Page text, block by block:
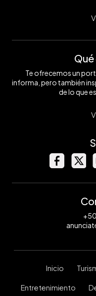
Te ofrecemos un
informa, pero también
de lo que
Inicio
Entretenimiento